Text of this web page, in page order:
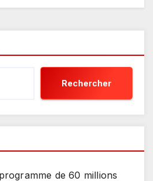
Rechercher
de 60 millions